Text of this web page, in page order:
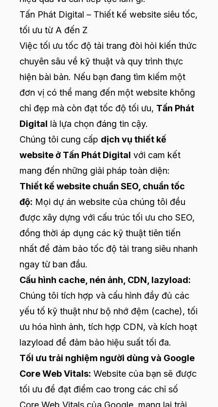
Tấn Phát Digital – Thiết kế website siêu tốc,
tối ưu từ A đến Z
Việc tối ưu tốc độ tải trang đòi hỏi kiến thức
chuyên sâu về kỹ thuật và quy trình thực
hiện bài bản. Nếu bạn đang tìm kiếm một
đơn vị có thể mang đến một website không
chỉ đẹp mà còn đạt tốc độ tối ưu, Tấn Phát
Digital là lựa chọn đáng tin cậy.
Chúng tôi cung cấp dịch vụ thiết kế
website ở Tấn Phát Digital với cam kết
mang đến những giải pháp toàn diện:
Thiết kế website chuẩn SEO, chuẩn tốc
độ: Mọi dự án website của chúng tôi đều
được xây dựng với cấu trúc tối ưu cho SEO,
đồng thời áp dụng các kỹ thuật tiên tiến
nhất để đảm bảo tốc độ tải trang siêu nhanh
ngay từ ban đầu.
Cấu hình cache, nén ảnh, CDN, lazyload:
Chúng tôi tích hợp và cấu hình đầy đủ các
yếu tố kỹ thuật như bộ nhớ đệm (cache), tối
ưu hóa hình ảnh, tích hợp CDN, và kích hoạt
lazyload để đảm bảo hiệu suất tối đa.
Tối ưu trải nghiệm người dùng và Google
Core Web Vitals: Website của bạn sẽ được
tối ưu để đạt điểm cao trong các chỉ số
Core Web Vitals của Google, mang lại trải